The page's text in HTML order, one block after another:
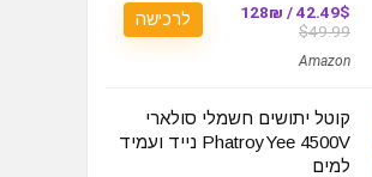
42.49$ / 128₪
$49.99
Amazon
לרכישה
קוטל יתושים חשמלי סולארי
PhatroyYee 4500V נייד ועמיד
למים